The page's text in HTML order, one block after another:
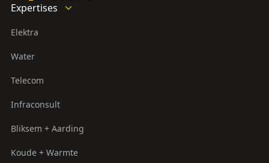
Expertises
Elektra
Water
Telecom
Infraconsult
Bliksem + Aarding
Koude + Warmte